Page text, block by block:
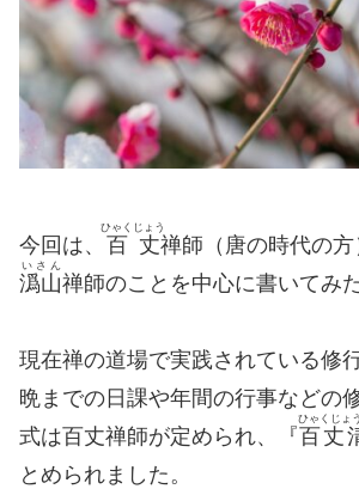
今回は、 百丈
ひゃくじょう
禅師（唐の時代の
潙山
いさん
禅師のことを中心に書いてみ
現在禅の道場で実践されている修
晩までの日課や年間の行事などの
式は百丈禅師が定められ、『百丈
ひゃくじょ
とめられました。